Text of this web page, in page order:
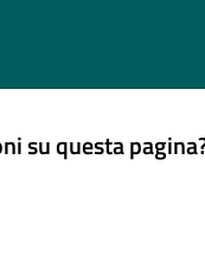
su questa